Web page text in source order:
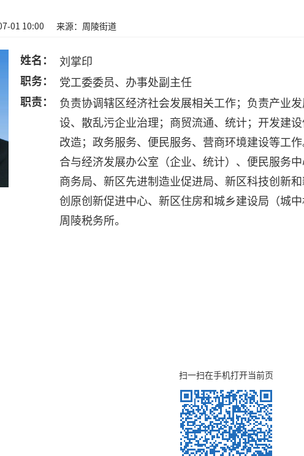
01 10:00 来源：周陵街道
姓名：
刘掌印
职务：
党工委委员、办事处副主任
职责：
负责协调辖区经济社会发展相关工作；负责产业
设、散乱污企业治理；商贸流通、统计；开发建
改造；政务服务、便民服务、营商环境建设等工
合与经济发展办公室（企业、统计）、便民服务
商务局、新区先进制造业促进局、新区科技创新
创原创新促进中心、新区住房和城乡建设局（城
周陵税务所。
扫一扫在手机打开当前页